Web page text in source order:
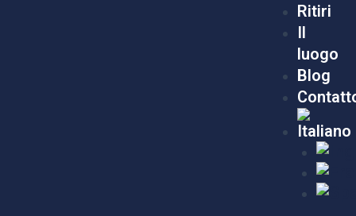
Ritiri
Il
luogo
Blog